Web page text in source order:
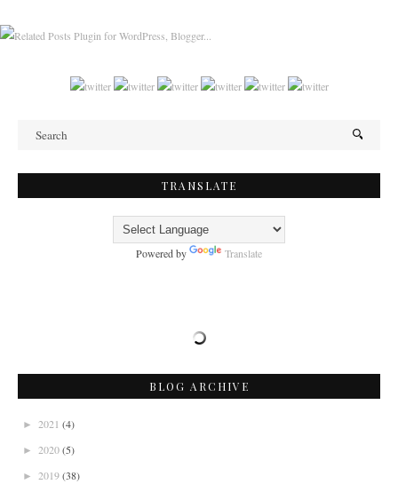
TRANSLATE
Powered by Translate
BLOG ARCHIVE
► 2021 (4)
► 2020(5)
► 2019(38)